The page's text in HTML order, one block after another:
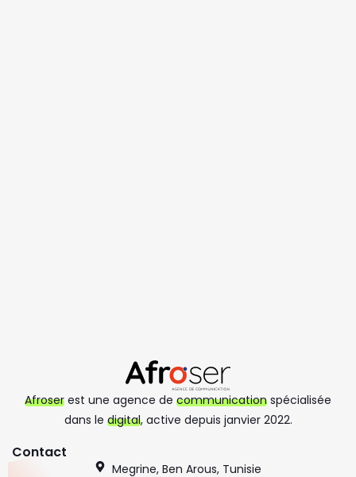
Afroser est une agence de communication spécialisée
dans le digital, active depuis janvier 2022.
Contact
Megrine, Ben Arous, Tunisie